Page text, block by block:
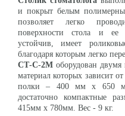
и покрыт белым
позволяет легко
поверхности стола и ее
устойчив, имеет
благодаря которым легко
СТ-С-2М оборудован
материал которых зависит
полки – 400 мм х 650
достаточно компактные
415мм х 780мм. Вес - 9 кг.